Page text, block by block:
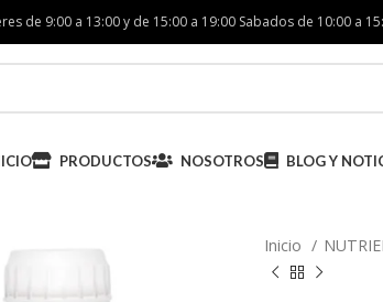
de 9:00 a 13:00 y de 15:00 a 19:00 Sabados de 10:00 a
PRODUCTOS NOSOTROS BLOG Y
Inicio